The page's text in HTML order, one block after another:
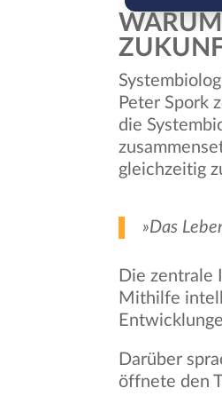
Peter Spork
die
gleichzeitig
»Das
Die zentrale
Mithilfe
Darüber
öffnete den